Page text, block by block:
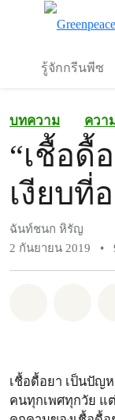
รู้จักกรีนพีซ
บทความ ควา
“เชื้อดื้
เงียบที่
ฉันท์ชนก หิรัญ
2 กันยายน 2019
•
เชื้อดื้อยา เป็นปัญห
คนทุกเพศทุกวัย แ